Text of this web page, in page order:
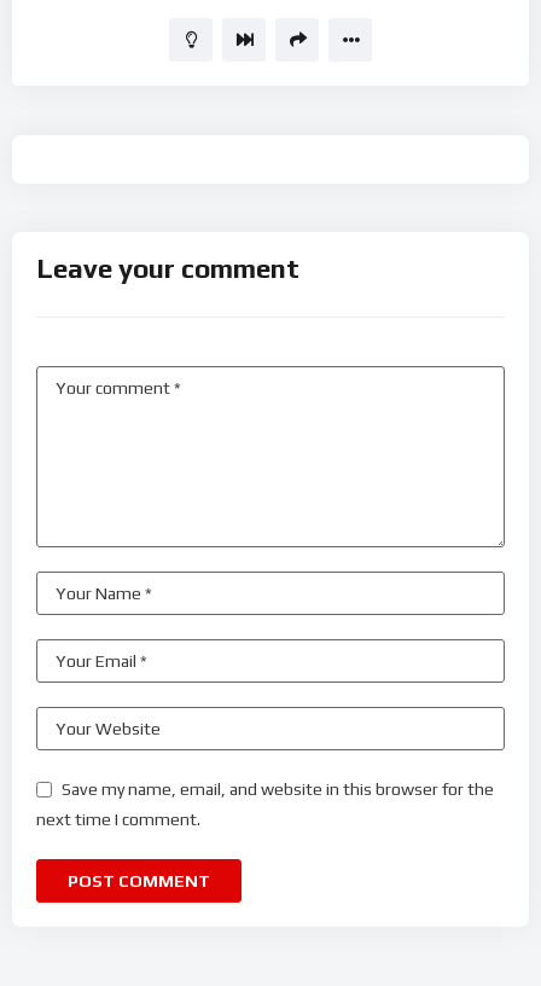
Leave your comment
Save my name, email, and website in this browser for the
next time I comment.